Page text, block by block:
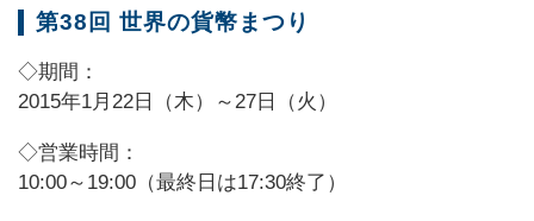
第38回 世界の貨幣まつり
◇期間：
2015年1月22日（木）～27日（火）
◇営業時間：
10:00～19:00（最終日は17:30終了）